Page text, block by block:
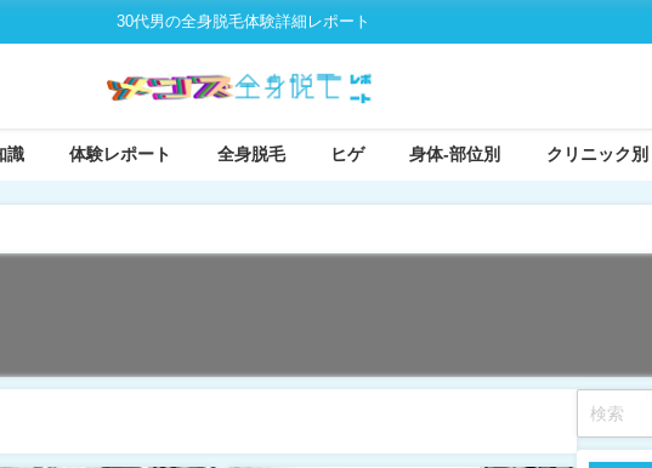
30代男の全身脱毛体験詳細レポート
識 体験レポート 全身脱毛 ヒゲ 身体-部位別 クリニック別